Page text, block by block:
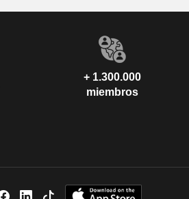
+ 1.300.000
miembros